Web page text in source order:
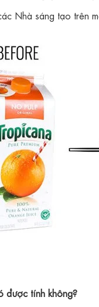
Nhà sáng tạo trên
được tính không?